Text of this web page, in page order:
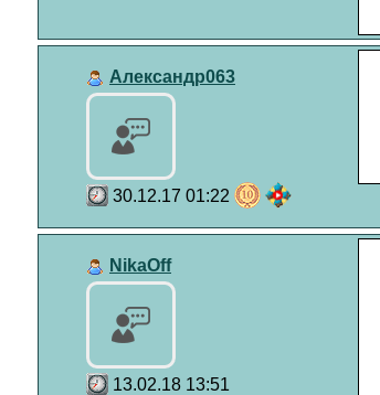
Александр063
30.12.17 01:22
NikaOff
13.02.18 13:51